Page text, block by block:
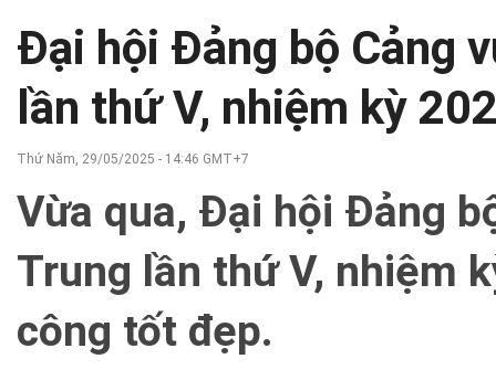
Đại hội Đảng bộ Cảng
lần thứ V, nhiệm kỳ
Thứ Năm, 29/05/2025 - 14:46 GMT+7
Vừa qua, Đại hội Đảng
Trung lần thứ V, nhiệm
công tốt đẹp.